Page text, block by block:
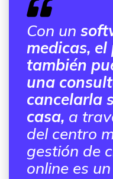
Con un
medicas,
también
una
cancelarla
casa, a
del centro
gestión de
online es